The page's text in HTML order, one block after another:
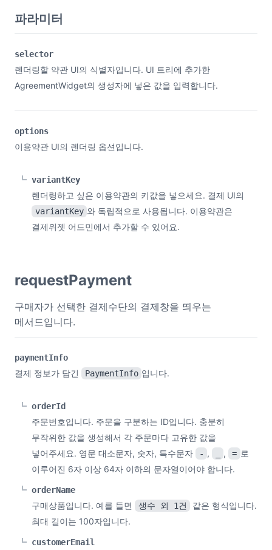
파라미터
selector
렌더링할 약관 UI의 식별자입니다. UI 트리에 추가한
AgreementWidget의 생성자에 넣은 값을 입력합니다.
options
이용약관 UI의 렌더링 옵션입니다.
variantKey
렌더링하고 싶은 이용약관의 키값을 넣으세요. 결제 UI의
variantKey 와 독립적으로 사용됩니다. 이용약관은
결제위젯 어드민에서 추가할 수 있어요.
requestPayment
구매자가 선택한 결제수단의 결제창을 띄우는
메서드입니다.
paymentInfo
결제 정보가 담긴 PaymentInfo 입니다.
orderId
주문번호입니다. 주문을 구분하는 ID입니다. 충분히
무작위한 값을 생성해서 각 주문마다 고유한 값을
넣어주세요. 영문 대소문자, 숫자, 특수문자
- , , = 로
이루어진 6자 이상 64자 이하의 문자열이어야 합니다.
orderName
구매상품입니다. 예를 들면 생수 외 1건
같은 형식입니다.
최대 길이는 100자입니다.
customerEmail